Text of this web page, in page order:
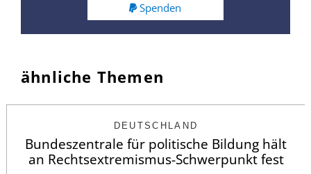
Spenden
ähnliche Themen
DEUTSCHLAND
Bundeszentrale für politische Bildung hält
an Rechtsextremismus-Schwerpunkt fest